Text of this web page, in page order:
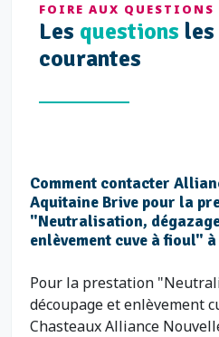
FOIRE AUX QUESTIONS
Les questions
courantes
Comment contacter
Aquitaine Brive pour la
"Neutralisation,
enlèvement cuve à fioul"
Pour la prestation
découpage et enlèvement
Chasteaux Alliance